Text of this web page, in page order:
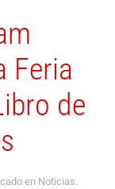
Feria
de
en Noticias.